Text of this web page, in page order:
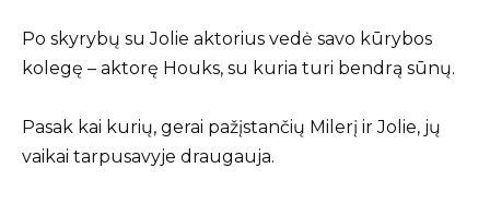
Po skyrybų su Jolie aktorius vedė savo kūrybos
kolegę – aktorę Houks, su kuria turi bendrą sūnų.
Pasak kai kurių, gerai pažįstančių Milerį ir Jolie, jų
vaikai tarpusavyje draugauja.